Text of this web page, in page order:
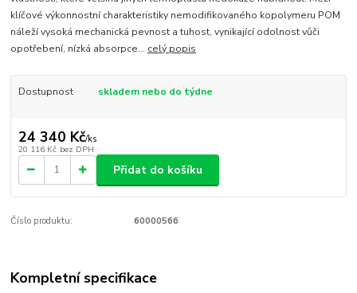
klíčové výkonnostní charakteristiky nemodifikovaného kopolymeru POM
náleží vysoká mechanická pevnost a tuhost, vynikající odolnost vůči
opotřebení, nízká absorpce... celý popis
Dostupnost skladem nebo do týdne
24 340 Kč/ks
20 116 Kč bez DPH
Přidat do košíku
Číslo produktu: 60000566
Kompletní specifikace